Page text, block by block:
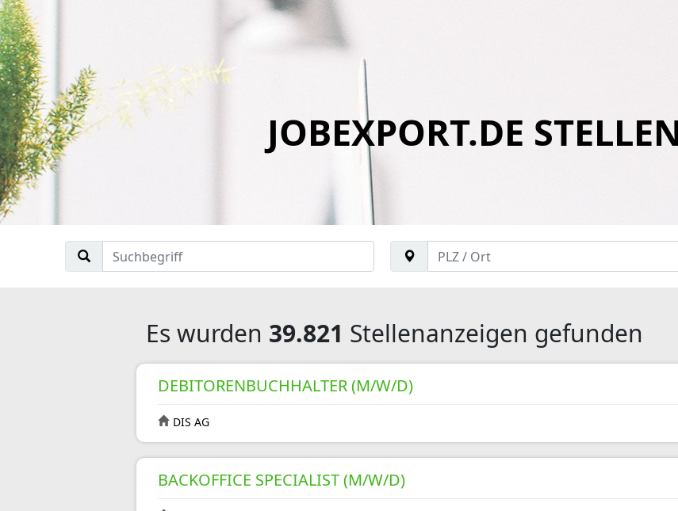
JOBEXPORT.DE
Es wurden 39.821 Stellenanzeigen gefunden
DEBITORENBUCHHALTER (M/W/D)
DIS AG
BACKOFFICE SPECIALIST (M/W/D)